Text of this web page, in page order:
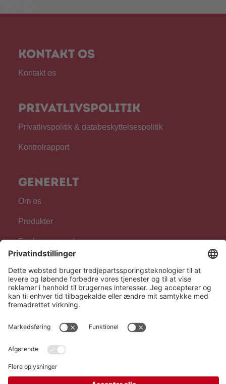
Kontakt os
Kontakt os
Privatlivspolitik
Privatlivspolitik & databeskyttelsespolitik
Kontrolrapport
Generelt
Om os
Produkter
For fagpersonale
Følg os
Copyright © Hero 2026